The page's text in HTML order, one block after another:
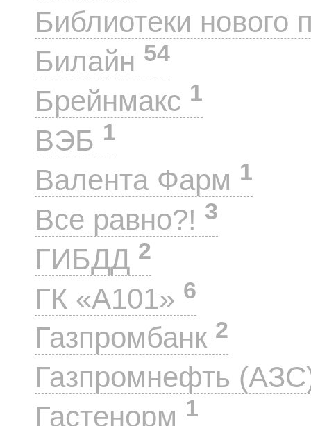
Библиотеки нового
Билайн 54
Брейнмакс 1
ВЭБ 1
Валента Фарм 1
Все равно?! 3
ГИБДД 2
ГК «А101» 6
Газпромбанк 2
Газпромнефть
Гастенорм 1